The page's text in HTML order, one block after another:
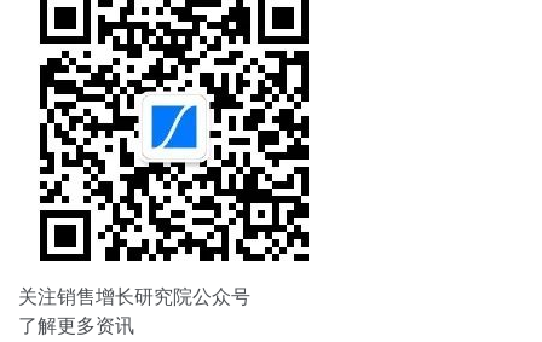
关注销售增长研究院公众号
了解更多资讯